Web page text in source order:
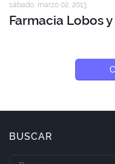
sábado, marzo 02, 2013
Farmacia Lobos
BUSCAR